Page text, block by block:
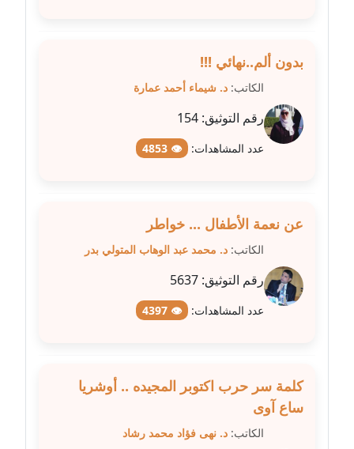
مدونة فاطمة البسريني
عاملة
مدونة فاطمة الزهراء بناني
مدونة فيرا زولوتاريفا
عاملة
عاملة
مدونة كنوز صلاح
موقوف
بدون ألم..نهائي !!!
الكاتب: د. شيماء أحمد عمارة
رقم التوثيق: 154
عدد المشاهدات: 👁 4853
عن نعمة الأطفال ... خواطر
الكاتب: د. محمد عبد الوهاب المتولي بدر
رقم التوثيق: 5637
عدد المشاهدات: 👁 4397
كلمة سر حرب اكتوبر المجيده .. أوشريا
ساع آوى
الكاتب: د. نهى فؤاد محمد رشاد